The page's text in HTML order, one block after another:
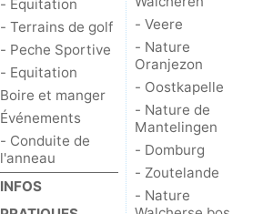
- Équitation
- Terrains de golf
- Peche Sportive
- Equitation
Boire et manger
Événements
- Conduite de
l'anneau
INFOS
- Veere
- Nature
Oranjezon
- Oostkapelle
- Nature de
Mantelingen
- Domburg
- Zoutelande
- Nature